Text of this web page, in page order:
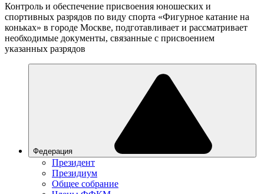
Контроль и обеспечение присвоения юношеских и
спортивных разрядов по виду спорта «Фигурное катание на
коньках» в городе Москве, подготавливает и рассматривает
необходимые документы, связанные с присвоением
указанных разрядов
Федерация
Президент
Президиум
Общее собрание